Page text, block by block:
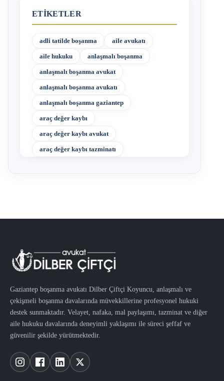
ETIKETLER
adli tatilde boşanma aile avukatı
aile hukuku anlaşmalı boşanma
anlaşmalı boşanma avukat
anlaşmalı boşanma avukatı
anlaşmalı boşanma gaziantep
araç değer kaybı
araç değer kaybı avukat
araç değer kaybı tazminatı
Gaziantep boşanma avukatı Dilber Çiftçi Koyuncu, anlaşmalı ve
çekişmeli boşanma davalarında müvekkillerine profesyonel hukuki
destek sunmaktadır. Velayet, nafaka, mal paylaşımı, tazminat ve diğer
aile hukuku davalarında deneyimli yaklaşımı ile süreci şeffaf ve
güvenilir şekilde yürütmektedir.